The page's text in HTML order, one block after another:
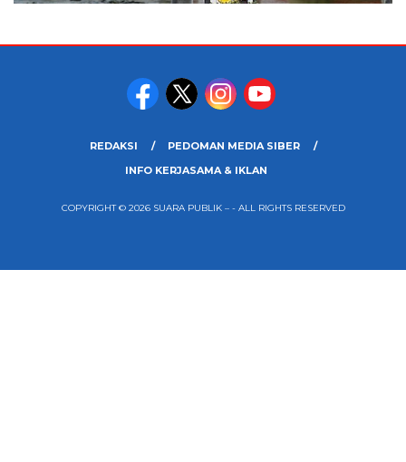
REDAKSI
PEDOMAN MEDIA SIBER
INFO KERJASAMA & IKLAN
COPYRIGHT © 2026 SUARA PUBLIK – - ALL RIGHTS RESERVED